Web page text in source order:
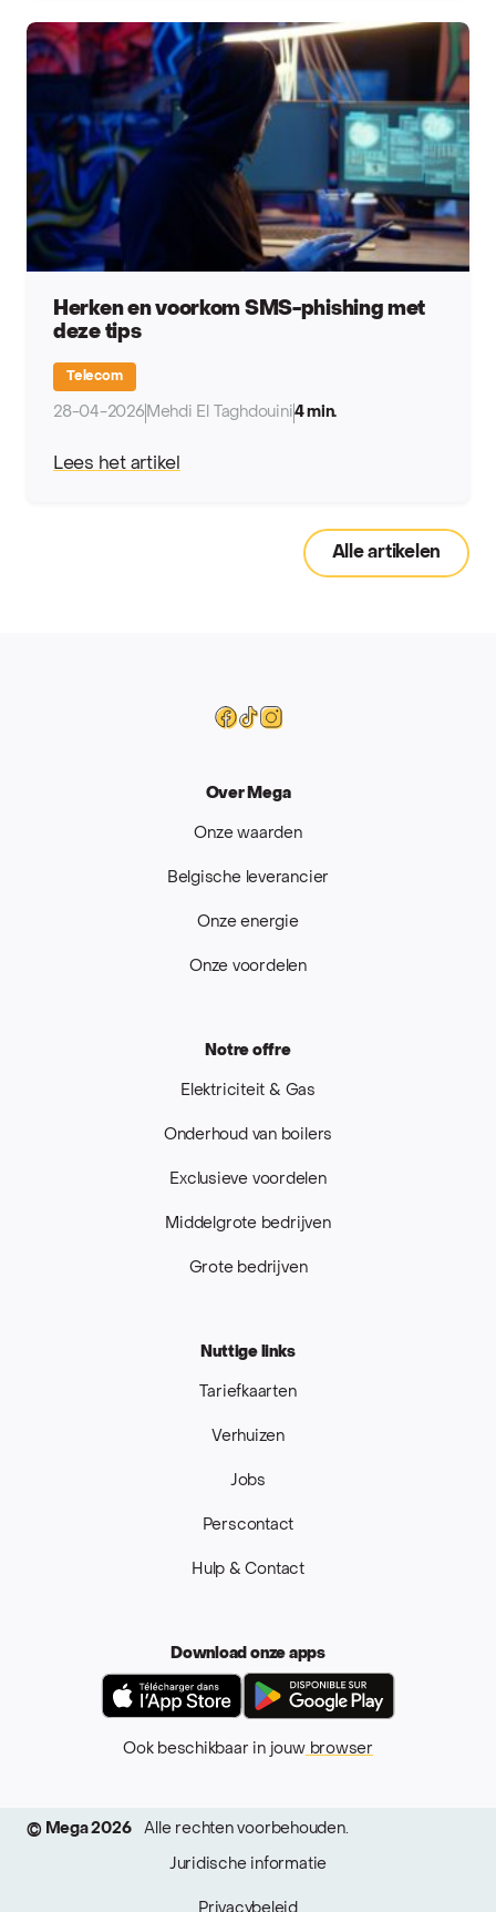
Herken en voorkom SMS-phishing met
deze tips
Telecom
28-04-2026 Mehdi El Taghdouini 4 min.
Lees het artikel
Alle artikelen
Facebook
Tiktok
Instagram
Over Mega
Onze waarden
Belgische leverancier
Onze energie
Onze voordelen
Notre offre
Elektriciteit & Gas
Onderhoud van boilers
Exclusieve voordelen
Middelgrote bedrijven
Grote bedrijven
Nuttige links
Tariefkaarten
Verhuizen
Jobs
Perscontact
Hulp & Contact
Download onze apps
App Store
Ook beschikbaar in jouwbrowser
© Mega 2026 Alle rechten voorbehouden.
Juridische informatie